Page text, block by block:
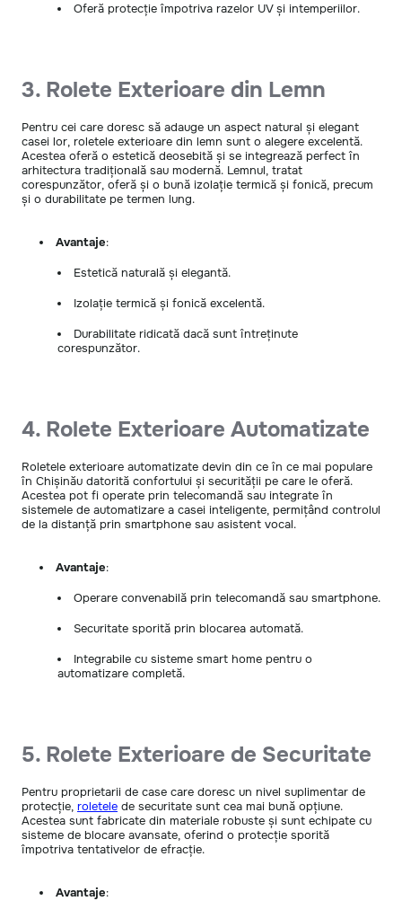
Oferă protecție împotriva razelor UV și intemperiilor.
3. Rolete Exterioare din Lemn
Pentru cei care doresc să adauge un aspect natural și elegant
casei lor, roletele exterioare din lemn sunt o alegere excelentă.
Acestea oferă o estetică deosebită și se integrează perfect în
arhitectura tradițională sau modernă. Lemnul, tratat
corespunzător, oferă și o bună izolație termică și fonică, precum
și o durabilitate pe termen lung.
Avantaje:
Estetică naturală și elegantă.
Izolație termică și fonică excelentă.
Durabilitate ridicată dacă sunt întreținute
corespunzător.
4. Rolete Exterioare Automatizate
Roletele exterioare automatizate devin din ce în ce mai populare
în Chișinău datorită confortului și securității pe care le oferă.
Acestea pot fi operate prin telecomandă sau integrate în
sistemele de automatizare a casei inteligente, permițând controlul
de la distanță prin smartphone sau asistent vocal.
Avantaje:
Operare convenabilă prin telecomandă sau smartphone.
Securitate sporită prin blocarea automată.
Integrabile cu sisteme smart home pentru o
automatizare completă.
5. Rolete Exterioare de Securitate
Pentru proprietarii de case care doresc un nivel suplimentar de
protecție, roletele de securitate sunt cea mai bună opțiune.
Acestea sunt fabricate din materiale robuste și sunt echipate cu
sisteme de blocare avansate, oferind o protecție sporită
împotriva tentativelor de efracție.
Avantaje: